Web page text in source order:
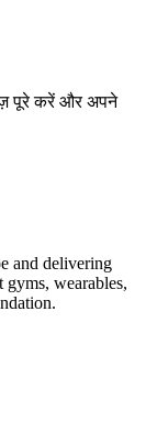
पूरे करें और अपने
and delivering
wearables,